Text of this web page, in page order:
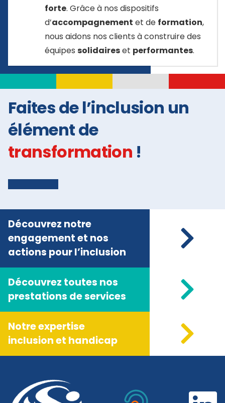
forte. Grâce à nos dispositifs
d’accompagnement et de formation,
nous aidons nos clients à construire des
équipes solidaireset performantes.
Faites de l’inclusion un
élément de
transformation !
Découvrez notre
engagement et nos
actions pour l’inclusion
Découvrez toutes nos
prestations de services
Notre expertise
inclusion et handicap